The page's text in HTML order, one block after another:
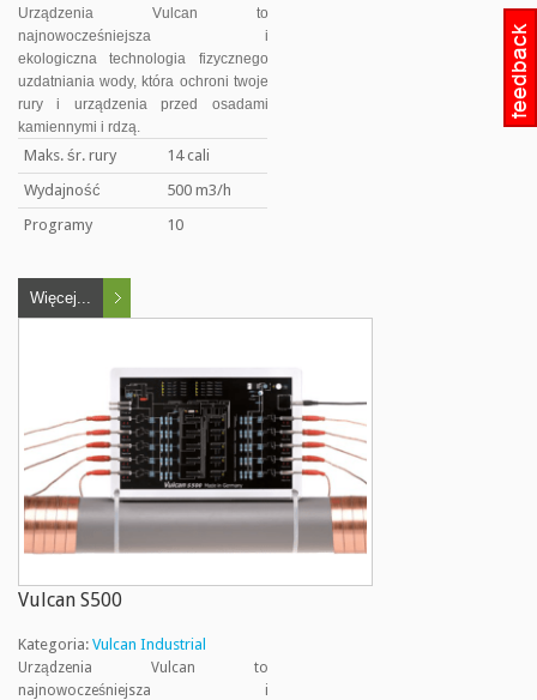
Urządzenia Vulcan to
najnowocześniejsza i
ekologiczna technologia fizycznego
uzdatniania wody, która ochroni twoje
rury i urządzenia przed osadami
kamiennymi i rdzą.
Maks. śr. rury
14 cali
Wydajność
500 m3/h
Programy
10
Więcej...
Vulcan S500
Kategoria: Vulcan Industrial
Urządzenia Vulcan to
najnowocześniejsza i